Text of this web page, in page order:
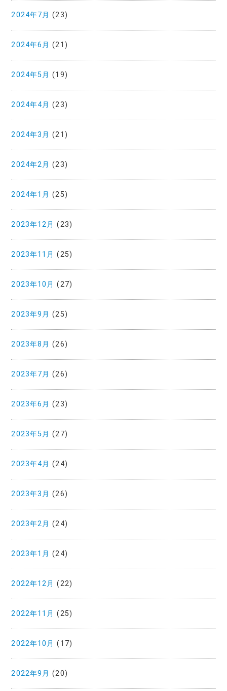
2024年7月 (23)
2024年6月 (21)
2024年5月 (19)
2024年4月 (23)
2024年3月 (21)
2024年2月 (23)
2024年1月 (25)
2023年12月 (23)
2023年11月 (25)
2023年10月 (27)
2023年9月 (25)
2023年8月 (26)
2023年7月 (26)
2023年6月 (23)
2023年5月 (27)
2023年4月 (24)
2023年3月 (26)
2023年2月 (24)
2023年1月 (24)
2022年12月 (22)
2022年11月 (25)
2022年10月 (17)
2022年9月 (20)